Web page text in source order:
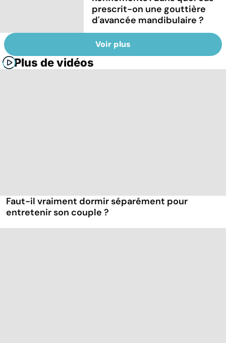
prescrit-on une gouttière
d'avancée mandibulaire ?
Voir plus
Plus de vidéos
Faut-il vraiment dormir séparément pour
entretenir son couple ?